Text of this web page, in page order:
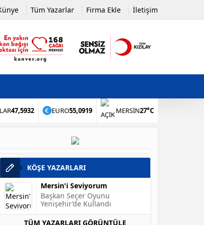
Tüm Yazarlar Firma Ekle İletişim
47,5932 EURO55,0919 MERSIN27°C
KÖŞE YAZARLARI
Mersin'i Seviyorum
Başkan Seçer Oyunu
Yenişehir’de Kullandı
TÜM YAZARLARI GÖRÜNTÜLE